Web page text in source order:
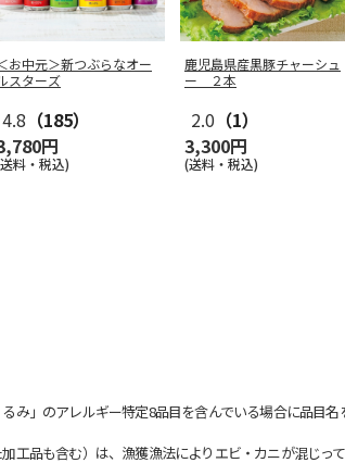
お中元＞新つぶらなオー
スターズ
4.8 （185）
円
料・税込)
鹿児島県産黒豚チャーシュ
ー ２本
2.0 （1）
3,300円
(送料・税込)
」のアレルギー特定8品目を含んでいる場合に品目名
品も含む）は、漁獲漁法によりエビ・カニが混じっ